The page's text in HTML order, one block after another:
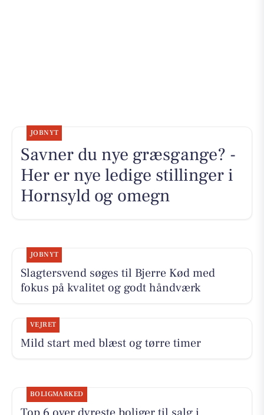
JOBNYT
Savner du nye græsgange? -
Her er nye ledige stillinger i
Hornsyld og omegn
JOBNYT
Slagtersvend søges til Bjerre Kød med
fokus på kvalitet og godt håndværk
VEJRET
Mild start med blæst og tørre timer
BOLIGMARKED